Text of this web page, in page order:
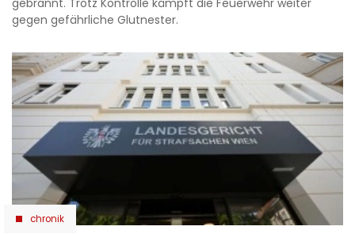
gebrannt. Trotz Kontrolle kämpft die Feuerwehr weiter
gegen gefährliche Glutnester.
chronik